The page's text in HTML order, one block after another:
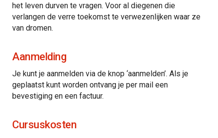
het leven durven te vragen. Voor al diegenen die
verlangen de verre toekomst te verwezenlijken waar ze
van dromen.
Aanmelding
Je kunt je aanmelden via de knop ‘aanmelden’. Als je
geplaatst kunt worden ontvang je per mail een
bevestiging en een factuur.
Cursuskosten